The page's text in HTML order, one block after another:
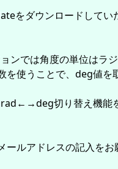
をダウンロードしてい
ンでは角度の単位はラ
を使うことで、deg値を
rad←→deg切り替え機能
ールアドレスの記入をお